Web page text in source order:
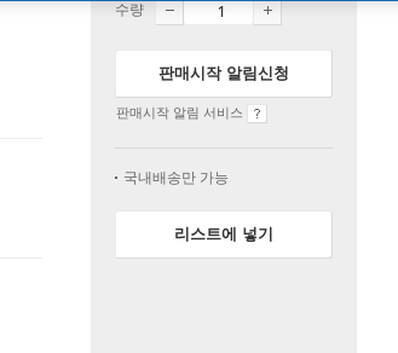
수량
판매시작 알림신청
판매시작 알림 서비스
국내배송만 가능
리스트에 넣기